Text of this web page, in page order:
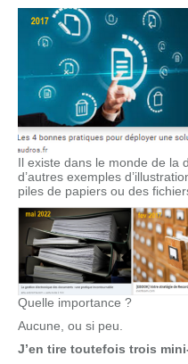
Il existe dans le monde de la
d’autres exemples
piles de papiers ou des
Quelle importance ?
Aucune, ou si peu.
J’en tire toutefois trois